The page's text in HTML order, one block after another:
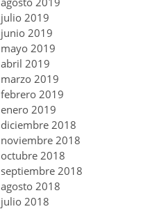
julio 2019
junio 2019
mayo 2019
abril 2019
marzo 2019
febrero 2019
enero 2019
diciembre 2018
noviembre 2018
octubre 2018
septiembre 2018
agosto 2018
julio 2018